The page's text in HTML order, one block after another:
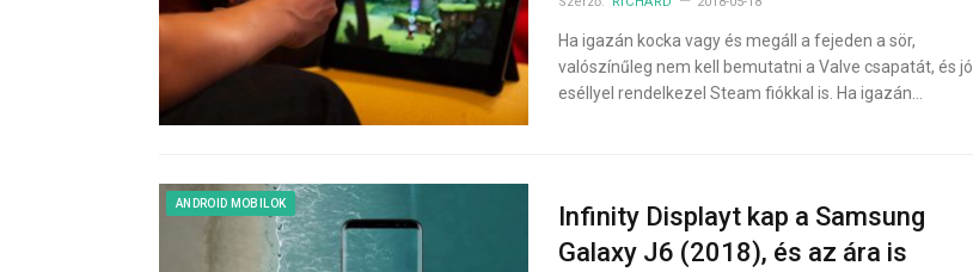
Ha igazán kocka vagy és megáll a fejeden a sör,
valószínűleg nem kell bemutatni a Valve csapatát, és jó
eséllyel rendelkezel Steam fiókkal is. Ha igazán…
ANDROID MOBILOK
Infinity Displayt kap a Samsung
Galaxy J6 (2018), és az ára is